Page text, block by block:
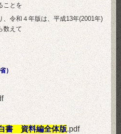
ことを
令和４年版は、平成13年(2001年)
数えて
）
書 資料編全体版.pdf